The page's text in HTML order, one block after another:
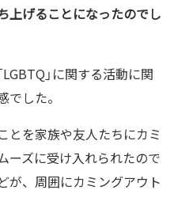
上げることになったのでし
」に関する活動に関
した。
とを家族や友人たちにカミ
ーズに受け入れられたので
が、周囲にカミングアウト